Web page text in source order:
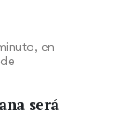
en
será